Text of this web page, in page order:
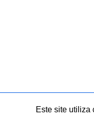
Este site utiliza